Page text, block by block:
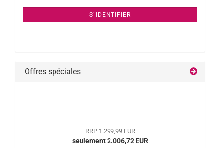
PAGE
S`IDENTIFIER
Offres spéciales
RRP 1.299,99 EUR
seulement 2.006,72 EUR